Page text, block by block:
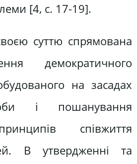
[4, c. 17-19].
суттю спрямована
демократичного
на засадах
і пошанування
співжиття
В утвердженні та